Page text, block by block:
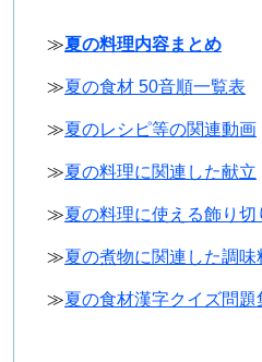
≫夏の料理内容まとめ
≫夏の食材 50音順一覧表
≫夏のレシピ等の関連動画
≫夏の料理に関連した献立
≫夏の料理に使える飾り切
≫夏の煮物に関連した調味
≫夏の食材漢字クイズ問題